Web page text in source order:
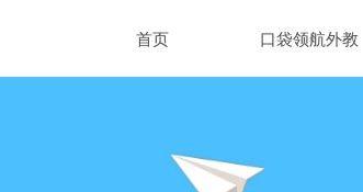
首页 口袋领航外教